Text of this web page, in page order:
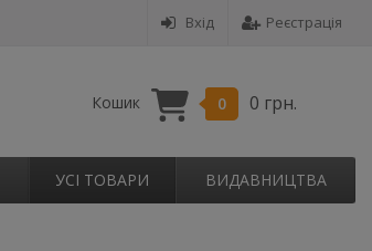
Вхід Реєстрація
Кошик 0 0 грн.
УСІ ТОВАРИ ВИДАВНИЦТВА